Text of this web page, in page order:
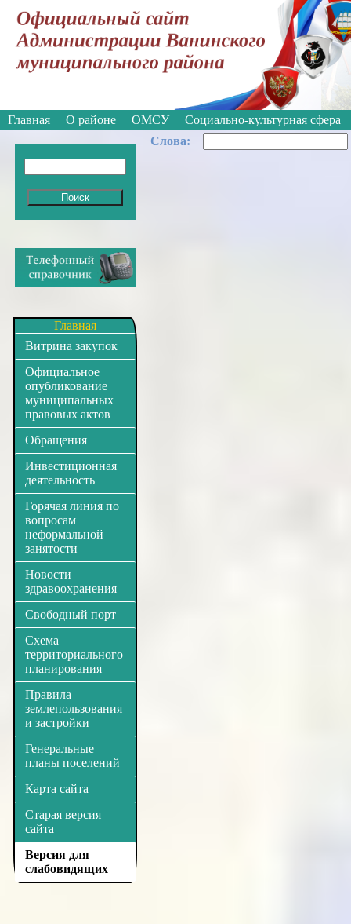
Версия для слабовидящих:
Главная О районе ОМСУ Социально-культурная сфера
Главная
Витрина закупок
Официальное
опубликование
муниципальных
правовых актов
Обращения
Инвестиционная
деятельность
Горячая линия по
вопросам
неформальной
занятости
Новости
здравоохранения
Свободный порт
Схема
территориального
планирования
Правила
землепользования
и застройки
Генеральные
планы поселений
Карта сайта
Старая версия
сайта
Версия для
слабовидящих
Cлова: